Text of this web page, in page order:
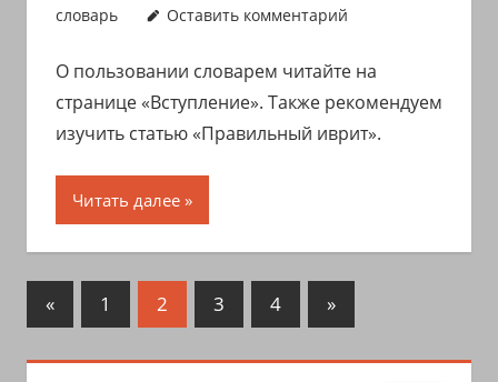
словарь
Оставить комментарий
О пользовании словарем читайте на
странице «Вступление». Также рекомендуем
изучить статью «Правильный иврит».
Читать далее
Пагинация
«Предыдущие
записи
1 2 3 4
Следующие
записи
»